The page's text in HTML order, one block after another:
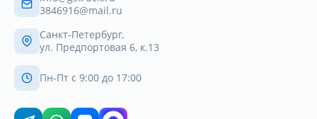
3846916@mail.ru
Санкт-Петербург,
ул. Предпортовая 6, к.13
Пн-Пт с 9:00 до 17:00